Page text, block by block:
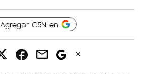
Agregar C5N en